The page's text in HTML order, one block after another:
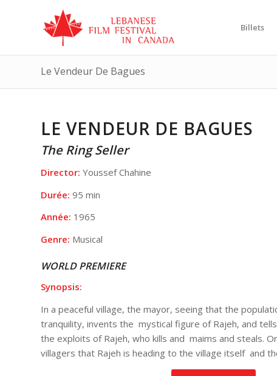
Billets
Le Vendeur De Bagues
LE VENDEUR DE BAGUES
The Ring Seller
Director: Youssef Chahine
Durée: 95 min
Année: 1965
Genre: Musical
WORLD PREMIERE
Synopsis:
In a peaceful village, the mayor, seeing that the
tranquility, invents the mystical figure of Rajeh, and
the exploits of Rajeh, who kills and maims and steals.
villagers that Rajeh is heading to the village itself and